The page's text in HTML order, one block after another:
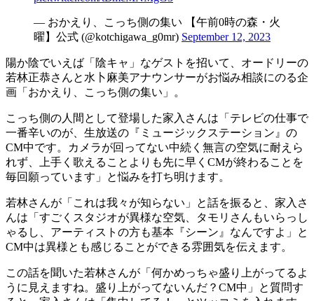
— おかえり、こっち側の集い 【午前0時の森・火
曜】公式 (@kotchigawa_g0mr) September 12, 2023
陽か陰でいえば「陰キャ」なゲストを招いて、オードリーの
若林正恭さんと水卜麻美アナウンサーがお悩み相談にのる企
画「おかえり、こっち側の集い」。
こっち側の人間として登場した家入さんは「テレビの仕事で
一番辛いのが、生放送の『ミュージックステーション』の
CM中です。カメラが回ってない中続く無言の空気に耐えら
れず、上手く歌えることよりも先に早くCMが終わることを
毎回願っています」と悩みを打ち明けます。
若林さんが「これは我々が知らない」と話を振ると、家入さ
んは「すごくスタジオが異様な空気、タモリさんもいらっし
ゃるし、アーティストの方も基本『シーン』なんですよ」と
CM中は異様とも感じることができる雰囲気を伝えます。
この話を聞いた若林さんが「何かめっちゃ盛り上がってるよ
うに見えますね。盛り上がってないんだ？CM中」と質問す